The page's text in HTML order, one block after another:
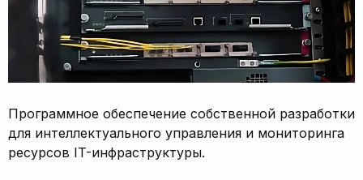
Программное обеспечение собственной разработки
для интеллектуального управления и мониторинга
ресурсов IT-инфраструктуры.